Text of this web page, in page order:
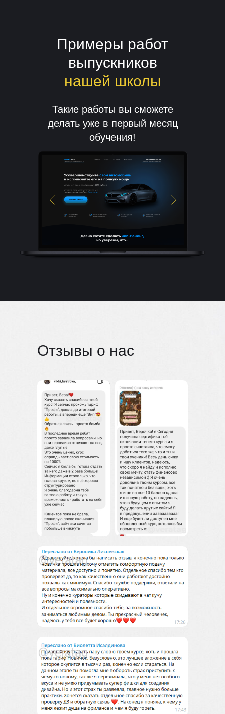
Примеры работ
выпускников
нашей школы
Такие работы вы сможете
делать уже в первый месяц
обучения!
Отзывы о нас